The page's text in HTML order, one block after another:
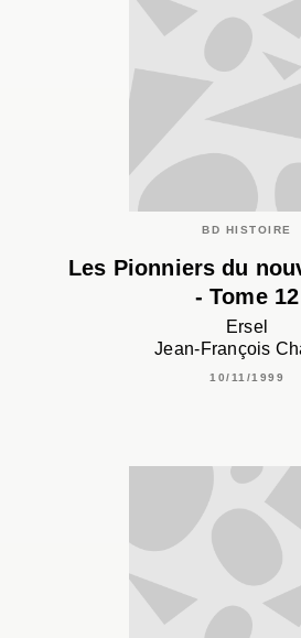
BD HISTOIRE
Les Pionniers du
- Tome 12
Ersel
Jean-François
10/11/1999